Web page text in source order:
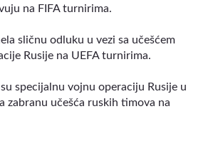
na FIFA turnirima.
sličnu odluku u vezi sa učešćem
Rusije na UEFA turnirima.
su specijalnu vojnu operaciju Rusije u
zabranu učešća ruskih timova na